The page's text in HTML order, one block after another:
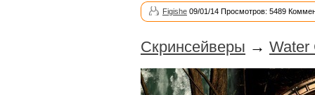
Figishe 09/01/14 Просмотров: 5489
Скринсейверы → Water